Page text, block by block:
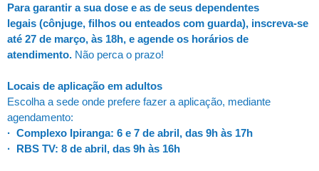
Para garantir a sua dose e as de seus dependentes
legais (cônjuge, filhos ou enteados com guarda), inscreva-se
até 27 de março, às 18h, e agende os horários de
atendimento. Não perca o prazo!
Locais de aplicação em adultos
Escolha a sede onde prefere fazer a aplicação, mediante
agendamento:
· Complexo Ipiranga: 6 e 7 de abril, das 9h às 17h
· RBS TV: 8 de abril, das 9h às 16h